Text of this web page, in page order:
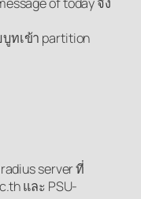
ทเข้า partition
server ที่
และ PSU-